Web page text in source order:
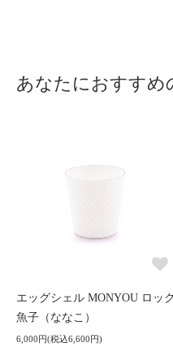
あなたにおすすめ
エッグシェル MONYOU ロック
魚子（ななこ）
6,000円(税込6,600円)